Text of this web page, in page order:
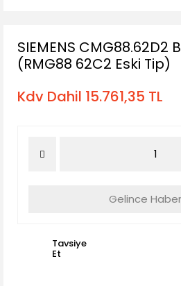
SIEMENS CMG88.62D2
(RMG88 62C2 Eski Tip)
Kdv Dahil 15.761,35 TL
Gelince
Tavsiye
Et